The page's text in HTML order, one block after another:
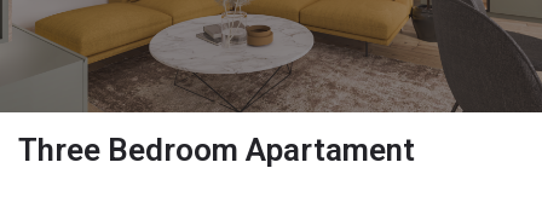
Three Bedroom Apartament